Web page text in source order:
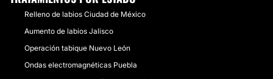
Relleno de labios Ciudad de México
Aumento de labios Jalisco
Operación tabique Nuevo León
Ondas electromagnéticas Puebla